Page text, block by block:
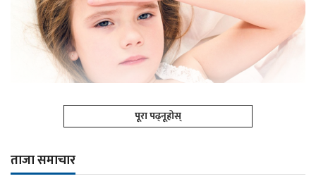
पूरा पढ्नूहोस्
ताजा समाचार